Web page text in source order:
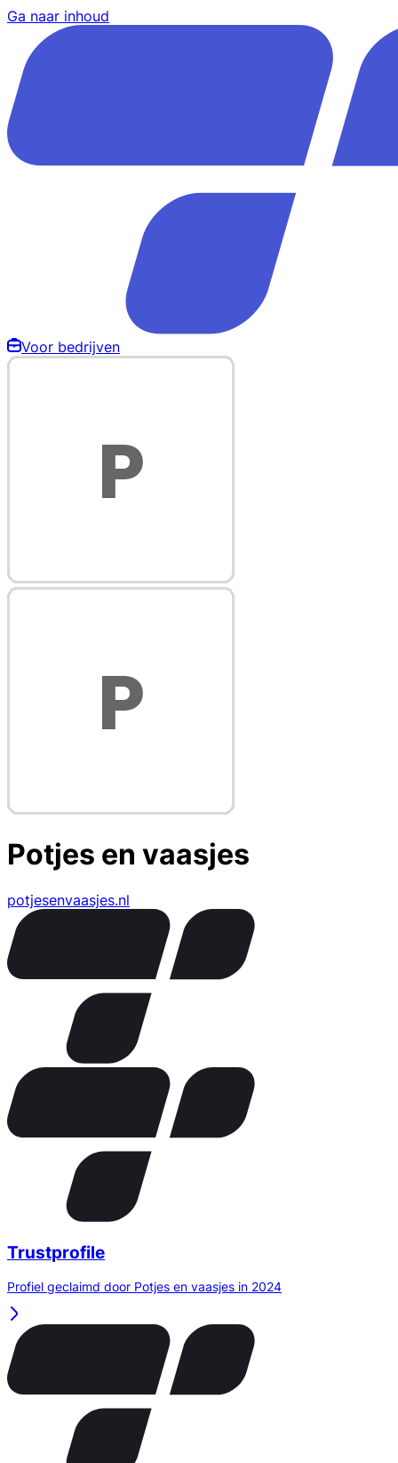
Ga naar inhoud
Voor bedrijven
Potjes en vaasjes
potjesenvaasjes.nl
Trustprofile
Profiel geclaimd door Potjes en vaasjes in 2024